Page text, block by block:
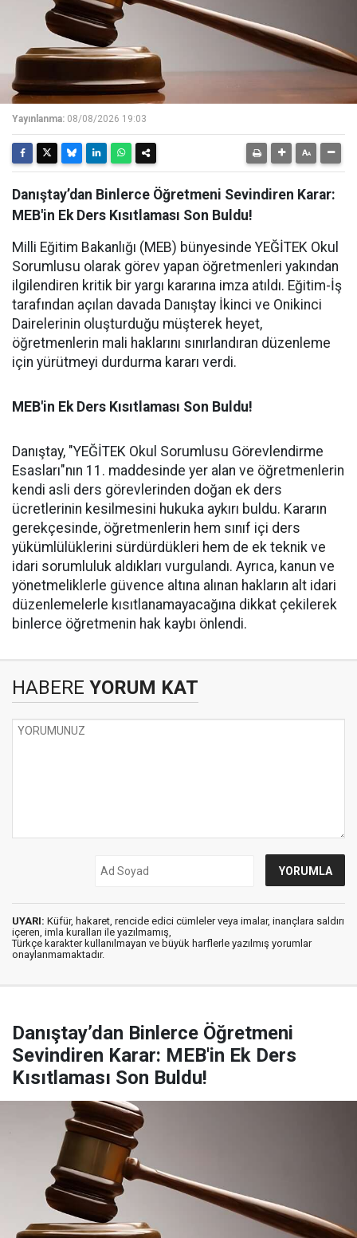
Yayınlanma: 08/08/2026 19:03
Danıştay’dan Binlerce Öğretmeni Sevindiren Karar:
MEB'in Ek Ders Kısıtlaması Son Buldu!
Milli Eğitim Bakanlığı (MEB) bünyesinde YEĞİTEK Okul
Sorumlusu olarak görev yapan öğretmenleri yakından
ilgilendiren kritik bir yargı kararına imza atıldı. Eğitim-İş
tarafından açılan davada Danıştay İkinci ve Onikinci
Dairelerinin oluşturduğu müşterek heyet,
öğretmenlerin mali haklarını sınırlandıran düzenleme
için yürütmeyi durdurma kararı verdi.
MEB'in Ek Ders Kısıtlaması Son Buldu!
Danıştay, "YEĞİTEK Okul Sorumlusu Görevlendirme
Esasları"nın 11. maddesinde yer alan ve öğretmenlerin
kendi asli ders görevlerinden doğan ek ders
ücretlerinin kesilmesini hukuka aykırı buldu. Kararın
gerekçesinde, öğretmenlerin hem sınıf içi ders
yükümlülüklerini sürdürdükleri hem de ek teknik ve
idari sorumluluk aldıkları vurgulandı. Ayrıca, kanun ve
yönetmeliklerle güvence altına alınan hakların alt idari
düzenlemelerle kısıtlanamayacağına dikkat çekilerek
binlerce öğretmenin hak kaybı önlendi.
HABERE YORUM KAT
UYARI: Küfür, hakaret, rencide edici cümleler veya imalar, inançlara saldırı
içeren, imla kuralları ile yazılmamış,
Türkçe karakter kullanılmayan ve büyük harflerle yazılmış yorumlar
onaylanmamaktadır.
Danıştay’dan Binlerce Öğretmeni
Sevindiren Karar: MEB'in Ek Ders
Kısıtlaması Son Buldu!